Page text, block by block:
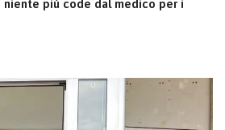
più code dal medico per i